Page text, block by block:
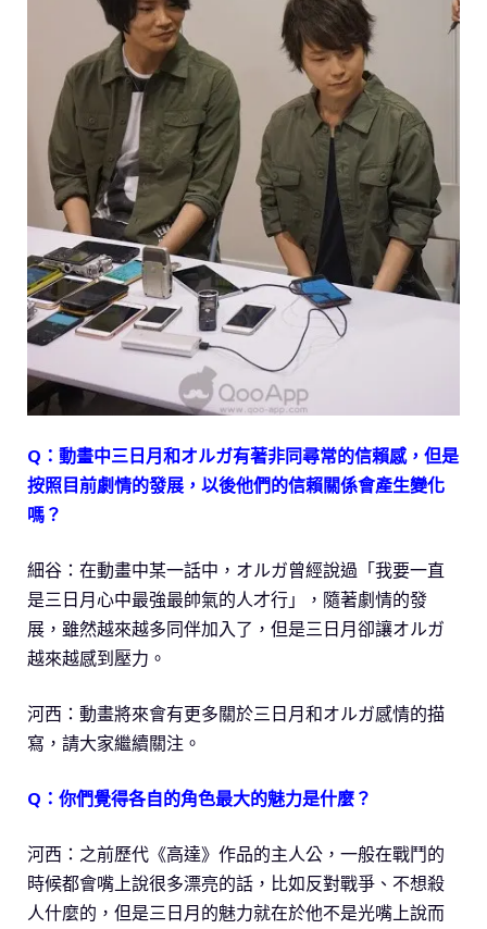
Q：動畫中三日月和オルガ有著非同尋常的信賴感，但是
按照目前劇情的發展，以後他們的信賴關係會產生變化
嗎？
細谷：在動畫中某一話中，オルガ曾經說過「我要一直
是三日月心中最強最帥氣的人才行」，隨著劇情的發
展，雖然越來越多同伴加入了，但是三日月卻讓オルガ
越來越感到壓力。
河西：動畫將來會有更多關於三日月和オルガ感情的描
寫，請大家繼續關注。
Q：你們覺得各自的角色最大的魅力是什麼？
河西：之前歷代《高達》作品的主人公，一般在戰鬥的
時候都會嘴上說很多漂亮的話，比如反對戰爭、不想殺
人什麼的，但是三日月的魅力就在於他不是光嘴上說而